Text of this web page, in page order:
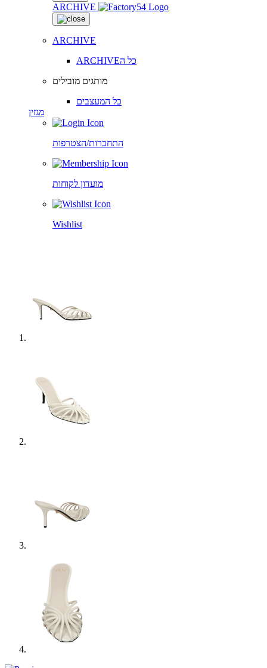
ARCHIVE
ARCHIVE
ARCHIVEכל ה
מותגים מובילים
כל המעצבים
מגזין
התחברות/הצטרפות
מועדון לקוחות
Wishlist